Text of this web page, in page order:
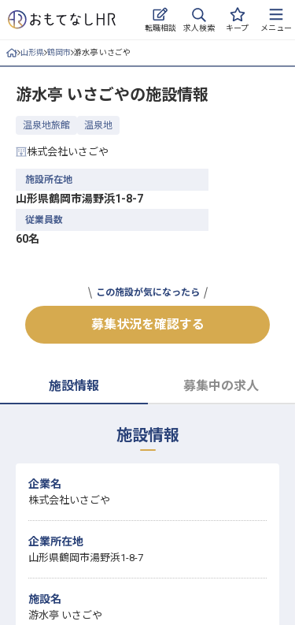
転職相談 求人検索 キープ メニュー
ログイン
求人・施設を探す
キープした求人
おもてなしHRについて
山形県 鶴岡市 游水亭 いさごや
游水亭 いさごやの施設情報
温泉地旅館 温泉地
株式会社いさごや
施設所在地
山形県鶴岡市湯野浜1-8-7
従業員数
60名
この施設が気になったら
募集状況を確認する
施設情報 募集中の求人
施設情報
企業名
株式会社いさごや
企業所在地
山形県鶴岡市湯野浜1-8-7
施設名
游水亭 いさごや